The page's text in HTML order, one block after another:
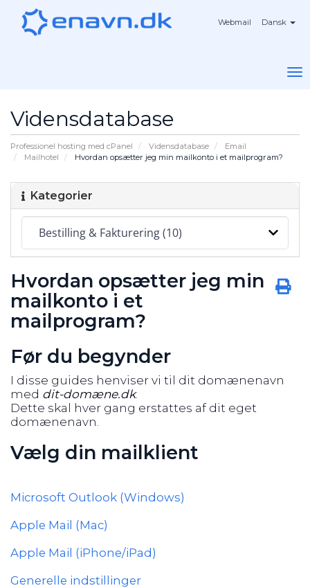
Webmail Dansk
Vidensdatabase
Professionel hosting med cPanel Vidensdatabase
Email
Mailhotel
Hvordan opsætter jeg min mailkonto i et mailprogram?
Kategorier
Hvordan opsætter jeg min
mailkonto i et
mailprogram?
Før du begynder
I disse guides henviser vi til dit domænenavn
med dit-domæne.dk.
Dette skal hver gang erstattes af dit eget
domænenavn.
Vælg din mailklient
Microsoft Outlook (Windows)
Apple Mail (Mac)
Apple Mail (iPhone/iPad)
Generelle indstillinger